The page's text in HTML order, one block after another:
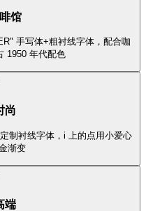
馆
手写体+粗衬线字体，配合咖
1950 年代配色
尚
制衬线字体，i 上的点用小爱心
渐变
端